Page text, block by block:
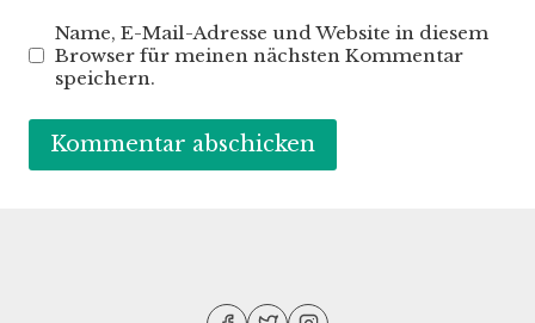
Name, E-Mail-Adresse und Website in diesem
Browser für meinen nächsten Kommentar
speichern.